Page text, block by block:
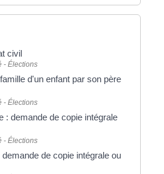
civil
- Élections
d'un enfant par son père
- Élections
: demande de copie intégrale
- Élections
de copie intégrale ou